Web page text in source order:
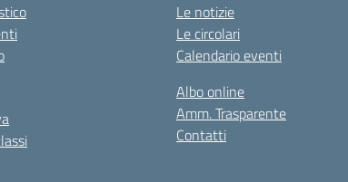
Le notizie
Le circolari
Calendario eventi
Albo online
Amm. Trasparente
Contatti